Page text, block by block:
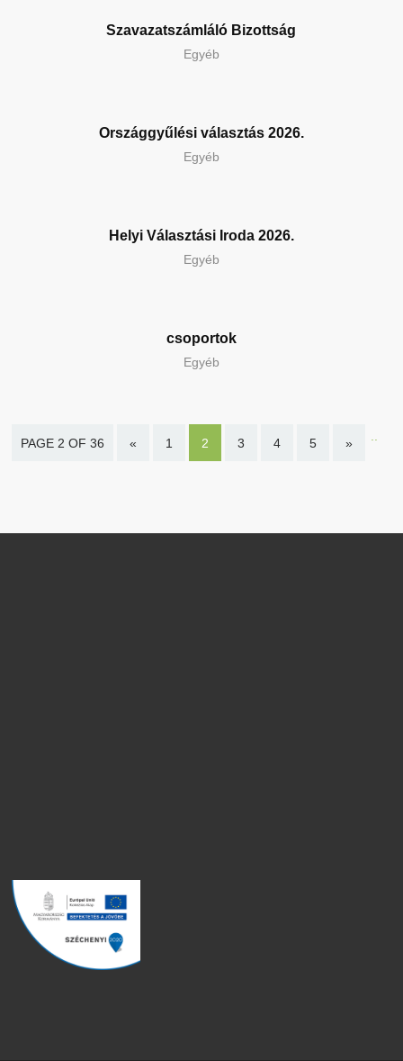
Szavazatszámláló Bizottság
Egyéb
Országgyűlési választás 2026.
Egyéb
Helyi Választási Iroda 2026.
Egyéb
csoportok
Egyéb
PAGE 2 OF 36 « 1 2 3 4 5 »